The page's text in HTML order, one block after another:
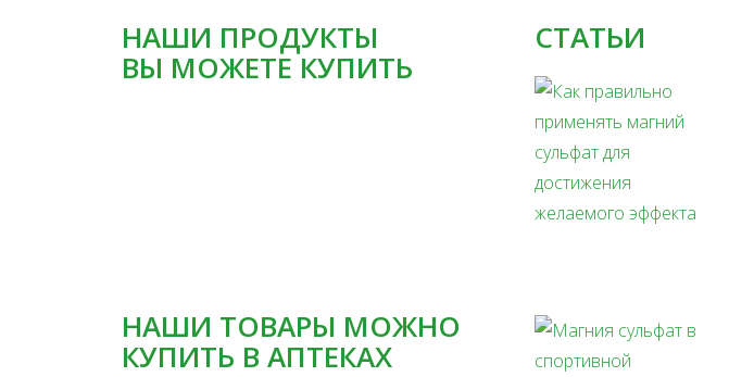
НАШИ ПРОДУКТЫ
ВЫ МОЖЕТЕ КУПИТЬ
НАШИ ТОВАРЫ МОЖНО
КУПИТЬ В АПТЕКАХ
СТАТЬИ